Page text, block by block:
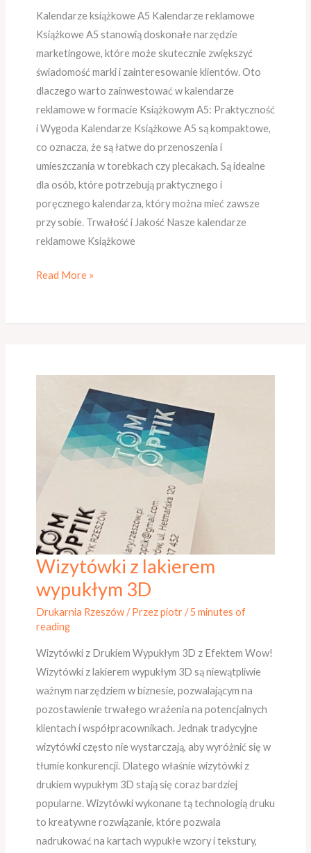
Kalendarze książkowe A5 Kalendarze reklamowe
Książkowe A5 stanowią doskonałe narzędzie
marketingowe, które może skutecznie zwiększyć
świadomość marki i zainteresowanie klientów. Oto
dlaczego warto zainwestować w kalendarze
reklamowe w formacie Książkowym A5: Praktyczność
i Wygoda Kalendarze Książkowe A5 są kompaktowe,
co oznacza, że są łatwe do przenoszenia i
umieszczania w torebkach czy plecakach. Są idealne
dla osób, które potrzebują praktycznego i
poręcznego kalendarza, który można mieć zawsze
przy sobie. Trwałość i Jakość Nasze kalendarze
reklamowe Książkowe
Read More »
Wizytówki z lakierem
wypukłym 3D
Drukarnia Rzeszów/ Przezpiotr/5 minutes of
reading
Wizytówki z Drukiem Wypukłym 3D z Efektem Wow!
Wizytówki z lakierem wypukłym 3D są niewątpliwie
ważnym narzędziem w biznesie, pozwalającym na
pozostawienie trwałego wrażenia na potencjalnych
klientach i współpracownikach. Jednak tradycyjne
wizytówki często nie wystarczają, aby wyróżnić się w
tłumie konkurencji. Dlatego właśnie wizytówki z
drukiem wypukłym 3D stają się coraz bardziej
popularne. Wizytówki wykonane tą technologią druku
to kreatywne rozwiązanie, które pozwala
nadrukować na kartach wypukłe wzory i tekstury,
Wizytówki
lakierem
wypukłym